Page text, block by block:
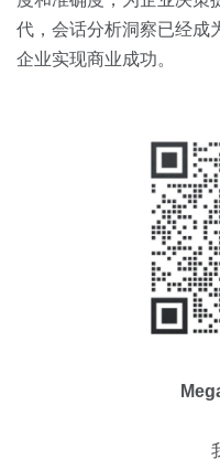
代，会话分析洞察已经成
企业实现商业成功。